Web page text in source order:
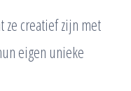
ze creatief zijn met
eigen unieke